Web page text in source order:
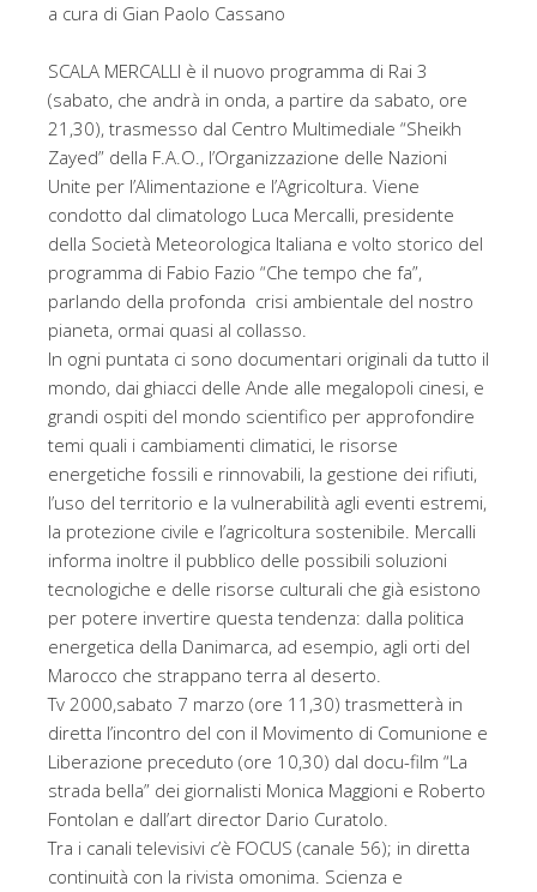
a cura di Gian Paolo Cassano
SCALA MERCALLI è il nuovo programma di Rai 3
(sabato, che andrà in onda, a partire da sabato, ore
21,30), trasmesso dal Centro Multimediale “Sheikh
Zayed” della F.A.O., l’Organizzazione delle Nazioni
Unite per l’Alimentazione e l’Agricoltura. Viene
condotto dal climatologo Luca Mercalli, presidente
della Società Meteorologica Italiana e volto storico del
programma di Fabio Fazio “Che tempo che fa”,
parlando della profonda crisi ambientale del nostro
pianeta, ormai quasi al collasso.
In ogni puntata ci sono documentari originali da tutto il
mondo, dai ghiacci delle Ande alle megalopoli cinesi, e
grandi ospiti del mondo scientifico per approfondire
temi quali i cambiamenti climatici, le risorse
energetiche fossili e rinnovabili, la gestione dei rifiuti,
l’uso del territorio e la vulnerabilità agli eventi estremi,
la protezione civile e l’agricoltura sostenibile. Mercalli
informa inoltre il pubblico delle possibili soluzioni
tecnologiche e delle risorse culturali che già esistono
per potere invertire questa tendenza: dalla politica
energetica della Danimarca, ad esempio, agli orti del
Marocco che strappano terra al deserto.
Tv 2000,sabato 7 marzo (ore 11,30) trasmetterà in
diretta l’incontro del con il Movimento di Comunione e
Liberazione preceduto (ore 10,30) dal docu-film “La
strada bella” dei giornalisti Monica Maggioni e Roberto
Fontolan e dall’art director Dario Curatolo.
Tra i canali televisivi c’è FOCUS (canale 56); in diretta
continuità con la rivista omonima. Scienza e